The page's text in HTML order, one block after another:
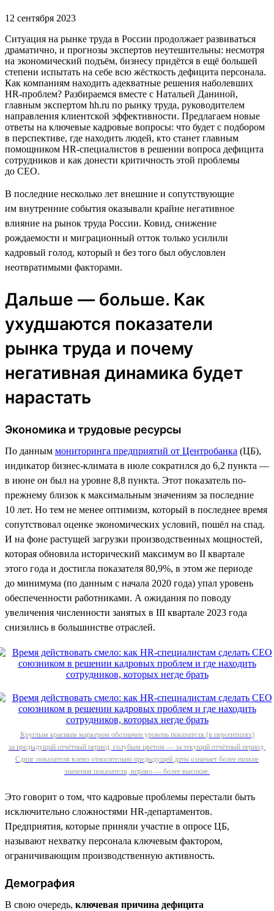
12 сентября 2023
Ситуация на рынке труда в России продолжает развиваться
драматично, и прогнозы экспертов неутешительны: несмотря
на экономический подъём, бизнесу придётся в ещё большей
степени испытать на себе всю жёсткость дефицита персонала.
Как компаниям находить адекватные решения наболевших
HR-проблем? Разбираемся вместе с Натальей Даниной,
главным экспертом hh.ru по рынку труда, руководителем
направления клиентской эффективности. Предлагаем новые
ответы на ключевые кадровые вопросы: что будет с подбором
в перспективе, где находить людей, кто станет главным
помощником HR-специалистов в решении вопроса дефицита
сотрудников и как донести критичность этой проблемы
до CEO.
В последние несколько лет внешние и сопутствующие
им внутренние события оказывали крайне негативное
влияние на рынок труда России. Ковид, снижение
рождаемости и миграционный отток только усилили
кадровый голод, который и без того был обусловлен
неотвратимыми факторами.
Дальше — больше. Как
ухудшаются показатели
рынка труда и почему
негативная динамика будет
нарастать
Экономика и трудовые ресурсы
По данным мониторинга предприятий от Центробанка (ЦБ),
индикатор бизнес-климата в июле сократился до 6,2 пункта —
в июне он был на уровне 8,8 пункта. Этот показатель по-
прежнему близок к максимальным значениям за последние
10 лет. Но тем не менее оптимизм, который в последнее время
сопутствовал оценке экономических условий, пошёл на спад.
И на фоне растущей загрузки производственных мощностей,
которая обновила исторический максимум во II квартале
этого года и достигла показателя 80,9%, в этом же периоде
до минимума (по данным с начала 2020 года) упал уровень
обеспеченности работниками. А ожидания по поводу
увеличения численности занятых в III квартале 2023 года
снизились в большинстве отраслей.
Круглым красным маркером обозначен уровень показателя (в персентилях)
за предыдущий отчётный период, голубым цветом — за текущий отчётный период.
Сдвиг показателя влево относительно предыдущей даты означает более низкие
значения показателя, вправо — более высокие.
Это говорит о том, что кадровые проблемы перестали быть
исключительно сложностями HR-департаментов.
Предприятия, которые приняли участие в опросе ЦБ,
называют нехватку персонала ключевым фактором,
ограничивающим производственную активность.
Демография
В свою очередь, ключевая причина дефицита